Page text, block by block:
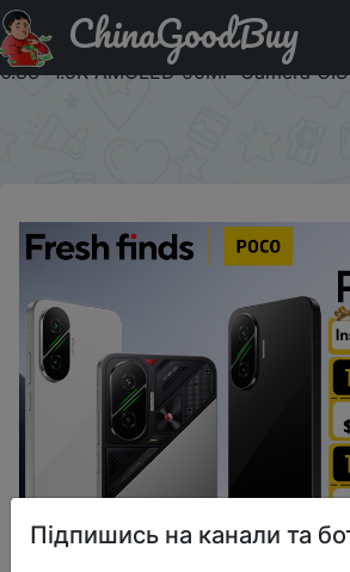
Купити по знижці 07ALLPC POCO F7
Smartphone Snapdragon® 8s Gen 4
6.83" 1.5K AMOLED 50MP Camera
ChinaGoodBuy
Підпишись на канали та